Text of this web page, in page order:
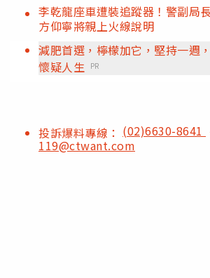
李乾龍座車遭裝追蹤器！警副局
方仰寧將親上火線說明
減肥首選，檸檬加它，堅持一週
懷疑人生 PR
投訴爆料專線： (02)6630-8641
119@ctwant.com